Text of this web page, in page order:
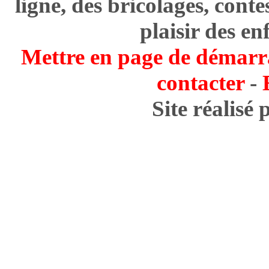
ligne, des bricolages,
plaisir des
Mettre en page de
contacter-
Site réalisé